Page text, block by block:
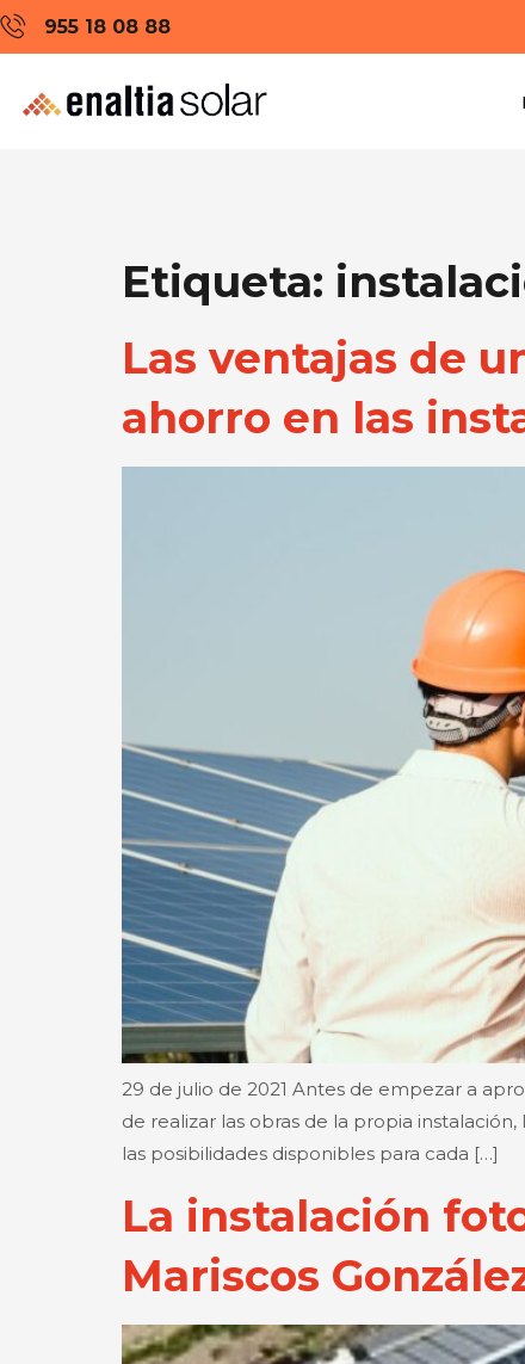
955 18 08 88
Etiqueta:
Las ventajas de
ahorro en las
29 de julio de 2021 Antes de empezar a
de realizar las obras de la propia
las posibilidades disponibles para cada […]
La instalación
Mariscos